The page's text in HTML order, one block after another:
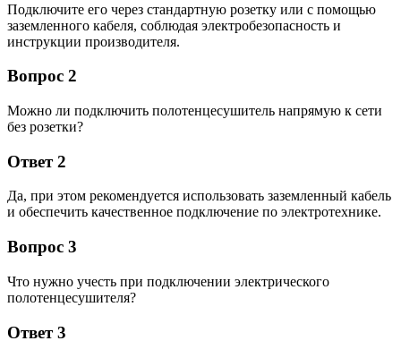
Подключите его через стандартную розетку или с помощью
заземленного кабеля, соблюдая электробезопасность и
инструкции производителя.
Вопрос 2
Можно ли подключить полотенцесушитель напрямую к сети
без розетки?
Ответ 2
Да, при этом рекомендуется использовать заземленный кабель
и обеспечить качественное подключение по электротехнике.
Вопрос 3
Что нужно учесть при подключении электрического
полотенцесушителя?
Ответ 3